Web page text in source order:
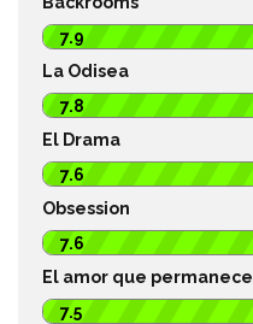
7.9
La Odisea
7.8
El Drama
7.6
Obsession
7.6
El amor que permanece
7.5